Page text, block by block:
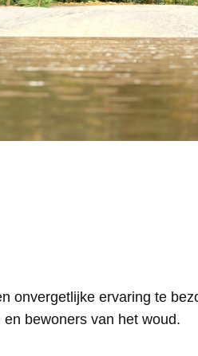
onvergetlijke ervaring te
bewoners van het woud.